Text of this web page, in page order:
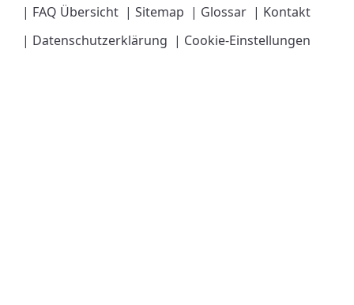
| FAQ Übersicht | Sitemap | Glossar | Kontakt
| Datenschutzerklärung | Cookie-Einstellungen